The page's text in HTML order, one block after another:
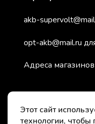
akb-
opt-akb@mail.ru
Адреса магазинов
Этот сайт
технологии,